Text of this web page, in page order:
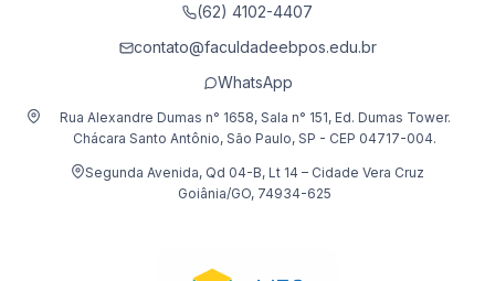
(62) 4102-4407
contato@faculdadeebpos.edu.br
WhatsApp
Rua Alexandre Dumas n° 1658, Sala n° 151, Ed. Dumas Tower.
Chácara Santo Antônio, São Paulo, SP - CEP 04717-004.
Segunda Avenida, Qd 04-B, Lt 14 – Cidade Vera Cruz
Goiânia/GO, 74934-625